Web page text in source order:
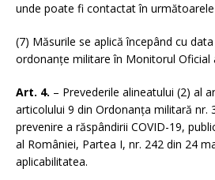
unde poate fi contactat în următoarele
(7) Măsurile se aplică începând cu
ordonanțe militare în Monitorul Oficial
Art. 4. – Prevederile alineatului (2) al
articolului 9 din Ordonanța militară nr.
prevenire a răspândirii COVID-19,
al României, Partea I, nr. 242 din 24
aplicabilitatea.